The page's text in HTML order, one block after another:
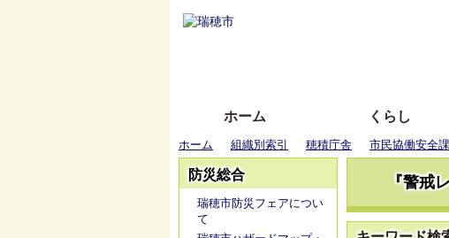
ホーム くらし
ホーム 組織別索引 穂積庁舎 市民協働安全課
防災総合
瑞穂市防災フェアについ
て
『警戒